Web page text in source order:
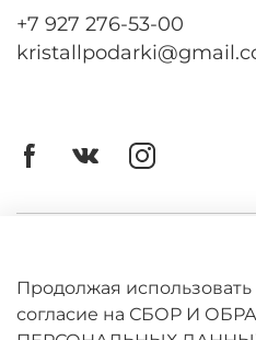
Оферта
Политика
+7 927 276-53-00
Продолжая
согласие на СБОР И